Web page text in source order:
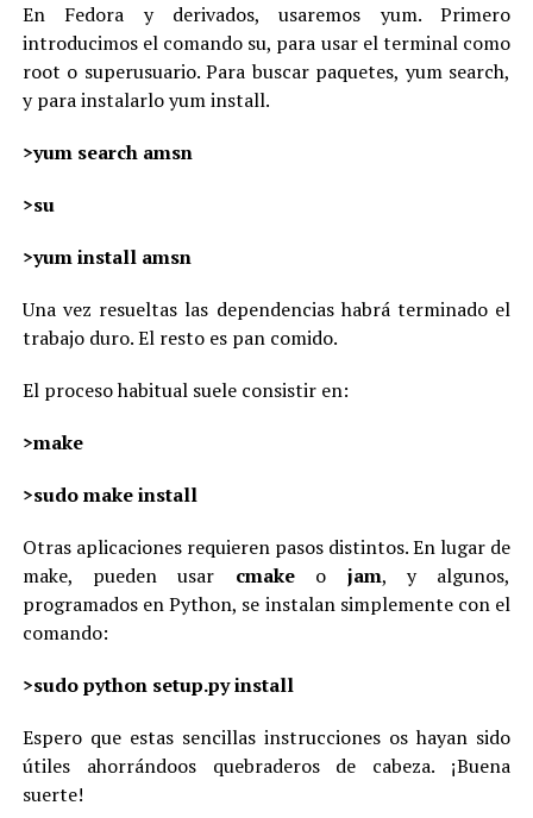
En Fedora y derivados, usaremos yum. Primero
introducimos el comando su, para usar el terminal como
root o superusuario. Para buscar paquetes, yum search,
y para instalarlo yum install.
>yum search amsn
>su
>yum install amsn
Una vez resueltas las dependencias habrá terminado el
trabajo duro. El resto es pan comido.
El proceso habitual suele consistir en:
>make
>sudo make install
Otras aplicaciones requieren pasos distintos. En lugar de
make, pueden usar cmake o jam, y algunos,
programados en Python, se instalan simplemente con el
comando:
>sudopython setup.py install
Espero que estas sencillas instrucciones os hayan sido
útiles ahorrándoos quebraderos de cabeza. ¡Buena
suerte!